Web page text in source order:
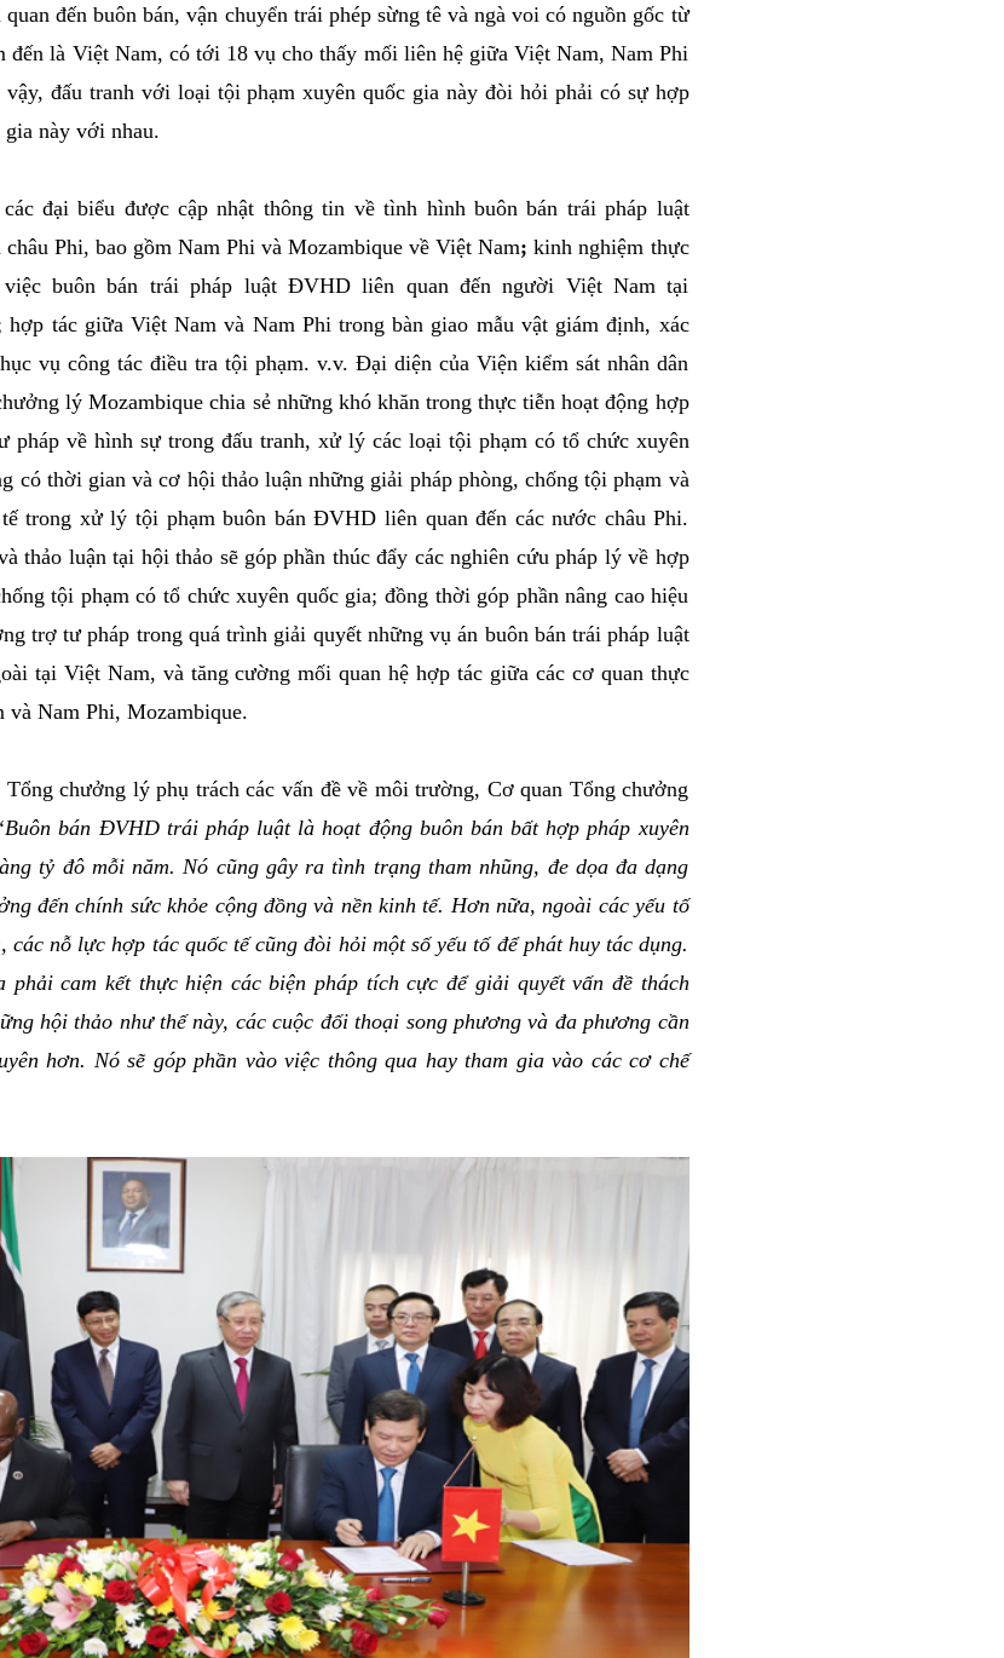
đến buôn bán, vận chuyển trái phép sừng tê và ngà voi có nguồn gốc từ
đến là Việt Nam, có tới 18 vụ cho thấy mối liên hệ giữa Việt Nam, Nam Phi
đấu tranh với loại tội phạm xuyên quốc gia này đòi hỏi phải có sự hợp
gia này với nhau.
đại biểu được cập nhật thông tin về tình hình buôn bán trái pháp luật
Phi, bao gồm Nam Phi và Mozambique về Việt Nam;kinh nghiệm thực
buôn bán trái pháp luật ĐVHD liên quan đến người Việt Nam tại
hợp tác giữa Việt Nam và Nam Phi trong bàn giao mẫu vật giám định, xác
vụ công tác điều tra tội phạm. v.v. Đại diện của Viện kiểm sát nhân dân
lý Mozambique chia sẻ những khó khăn trong thực tiễn hoạt động hợp
pháp về hình sự trong đấu tranh, xử lý các loại tội phạm có tổ chức xuyên
có thời gian và cơ hội thảo luận những giải pháp phòng, chống tội phạm và
trong xử lý tội phạm buôn bán ĐVHD liên quan đến các nước châu Phi.
thảo luận tại hội thảo sẽ góp phần thúc đẩy các nghiên cứu pháp lý về hợp
tội phạm có tổ chức xuyên quốc gia; đồng thời góp phần nâng cao hiệu
trợ tư pháp trong quá trình giải quyết những vụ án buôn bán trái pháp luật
tại Việt Nam, và tăng cường mối quan hệ hợp tác giữa các cơ quan thực
và Nam Phi, Mozambique.
chưởng lý phụ trách các vấn đề về môi trường, Cơ quan Tổng chưởng
bán ĐVHD trái pháp luật là hoạt động buôn bán bất hợp pháp xuyên
tỷ đô mỗi năm. Nó cũng gây ra tình trạng tham nhũng, đe dọa đa dạng
đến chính sức khỏe cộng đồng và nền kinh tế. Hơn nữa, ngoài các yếu tố
các nỗ lực hợp tác quốc tế cũng đòi hỏi một số yếu tố để phát huy tác dụng.
phải cam kết thực hiện các biện pháp tích cực để giải quyết vấn đề thách
hội thảo như thế này, các cuộc đối thoại song phương và đa phương cần
hơn. Nó sẽ góp phần vào việc thông qua hay tham gia vào các cơ chế